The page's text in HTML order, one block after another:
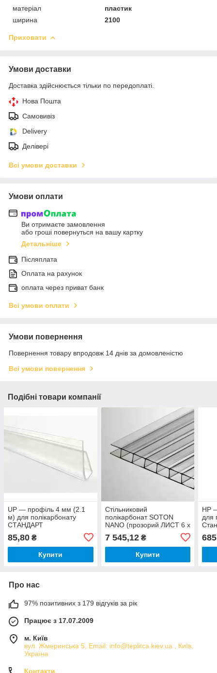
матеріал
пластик
ширина
2100
Приховати
Умови доставки
Доставка здійснюється тільки по передоплаті.
Нова Пошта
Самовивіз
Delivery
Делівері
Всі умови доставки
Умови оплати
Ви отримаєте замовлення
або гроші повернуться на вашу картку
Детальніше
Післяплата
Оплата на рахунок
оплата через приват банк
Всі умови оплати
Умови повернення
Повернення товару впродовж 14 днів за домовленістю
Всі умови повернення
Подібні товари компанії
UP — профіль 4 мм (2.1
м) для полікарбонату
СТАНДАРТ
85,80 ₴
Купити
Стільниковий
полікарбонат SOTON
NANO (прозорий ЛИСТ 6 х
7 545,12₴
Купити
НP
для
Про нас
97% позитивних з 179 відгуків за рік
Працює з 17.07.2009
м. Київ
вул. Жмеринська 5, Email: info@teplitca.kiev.ua , Київ,
Україна
Контакти